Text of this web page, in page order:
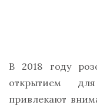
В 2018 году
открытием
привлекают